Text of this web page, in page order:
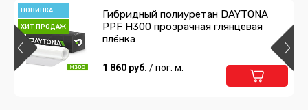
НОВИНКА
ХИТ ПРОДАЖ
Гибридный полиуретан DAYTONA
PPF H300 прозрачная глянцевая
плёнка
1 860 руб. / пог. м.